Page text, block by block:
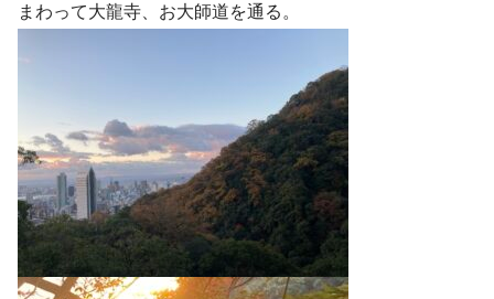
まわって大龍寺、お大師道を通る。